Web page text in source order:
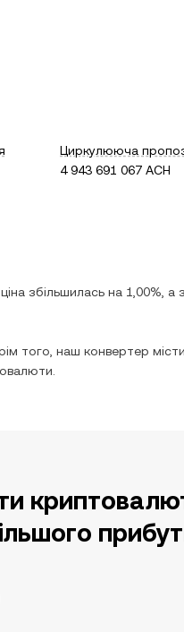
Циркулююча
4 943 691 067 ACH
збільшилась на 1,00% , а
того, наш конвертер